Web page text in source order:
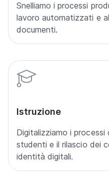
Snelliamo i processi
lavoro automatizzati e
documenti.
Istruzione
Digitalizziamo i processi
studenti e il rilascio dei
identità digitali.